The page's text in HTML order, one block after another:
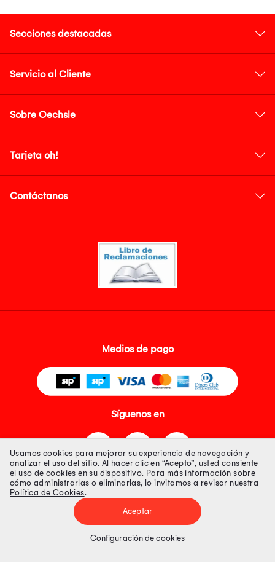
Secciones destacadas
Servicio al Cliente
Sobre Oechsle
Tarjeta oh!
Contáctanos
Medios de pago
Síguenos en
Tienda 100% Segura
Tiendas Peruanas S.A. R.U.C. Nº 20493020618. Todos los derechos
Precios disponibles solo en www.oechsle.pe. Precios online publicados
Usamos cookies para mejorar su experiencia de navegación y
analizar el uso del sitio. Al hacer clic en “Acepto”, usted consiente
el uso de cookies en su dispositivo. Para más información sobre
cómo administrarlas o eliminarlas, lo invitamos a revisar nuestra
Política de Cookies.
Aceptar
Configuración de cookies